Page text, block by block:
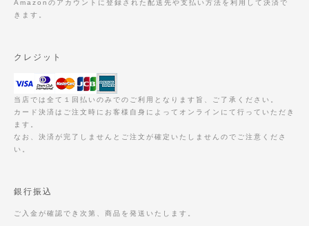
Amazonのアカウントに登録された配送先や支払い方法を利用して決済で
きます。
クレジット
当店では全て１回払いのみでのご利用となります旨、ご了承ください。
カード決済はご注文時にお客様自身によってオンラインにて行っていただき
ます。
なお、決済が完了しませんとご注文が確定いたしませんのでご注意くださ
い。
銀行振込
ご入金が確認でき次第、商品を発送いたします。